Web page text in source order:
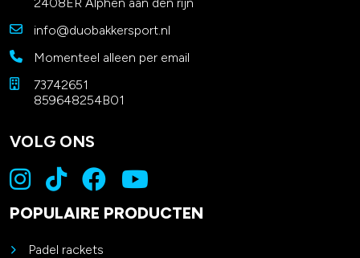
info@duobakkersport.nl
Momenteel alleen per email
73742651
859648254B01
VOLG ONS
POPULAIRE PRODUCTEN
Padel rackets